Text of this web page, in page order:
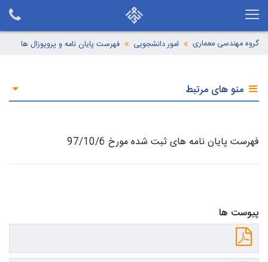
گروه مهندسی معماری امور دانشجویی فهرست پایان نامه و پروپوزال ها
منو های مرتبط
فهرست پایان نامه های ثبت شده مورخ 97/10/6
پیوست ها